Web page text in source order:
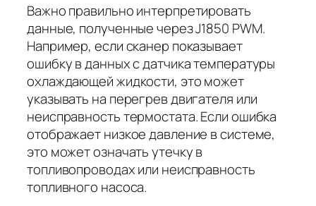
Важно правильно интерпретировать
данные, полученные через J1850 PWM.
Например, если сканер показывает
ошибку в данных с датчика температуры
охлаждающей жидкости, это может
указывать на перегрев двигателя или
неисправность термостата. Если ошибка
отображает низкое давление в системе,
это может означать утечку в
топливопроводах или неисправность
топливного насоса.